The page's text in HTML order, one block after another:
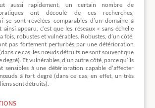
aussi rapidement, un certain nombre de
pratiques ont découlé de ces recherches,
se sont révélées comparables d’un domaine à
ainsi apparu, c’est que les réseaux « sans échelle
fois, robustes et vulnérables. Robustes, d’un côté,
pas fortement perturbés par une détérioration
ce cas, les nœuds détruits ne sont souvent que
Et vulnérables, d’un autre côté, parce qu’ils
sensibles à une détérioration capable d’affecter
à fort degré (dans ce cas, en effet, un très
sont détruits).